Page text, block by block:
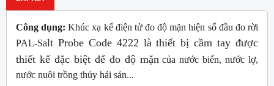
Công dụng: Khúc xạ kế điện tử đo độ mặn hiện số đầu đo rời
PAL-Salt Probe Code 4222 là thiết bị cầm tay được
thiết kế đặc biệt để đo độ mặn của nước biển, nước lợ,
nước nuôi trồng thủy hải sản...